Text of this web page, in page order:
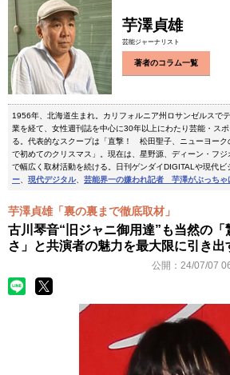
芋澤貞雄
芸能ジャーナリスト
著者のコラム一覧
1956年、北海道生まれ。カリフォルニア州ロサンゼルスで
業を経て、女性週刊誌を中心に30年以上にわたり芸能・ス
る。代表的なスクープは「直撃！ 松田聖子、ニューヨーク
で初めてのクリスマス」。現在は、星野源、ディーン・フ
で幅広く取材活動を続ける。日刊ゲンダイDIGITALや現代ビ
ー
現代デジタル、 芸能界一の嫌われ記者 芋澤がぶっちゃ
芋澤貞雄「裏の裏まで徹底取材」
古川琴音“旧ジャニ御用達”も当然の「
さ」と共演者の魅力を最大限に引き出
公開： 24/07/07